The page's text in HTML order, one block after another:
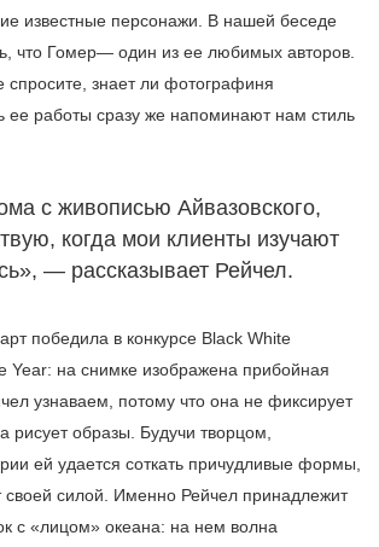
известные персонажи. В нашей беседе
что Гомер— один из ее любимых авторов.
спросите, знает ли фотографиня
ее работы сразу же напоминают нам стиль
с живописью Айвазовского,
когда мои клиенты изучают
— рассказывает Рейчел.
победила в конкурсе Black White
Year: на снимке изображена прибойная
узнаваем, потому что она не фиксирует
рисует образы. Будучи творцом,
ей удается соткать причудливые формы,
своей силой. Именно Рейчел принадлежит
с «лицом» океана: на нем волна